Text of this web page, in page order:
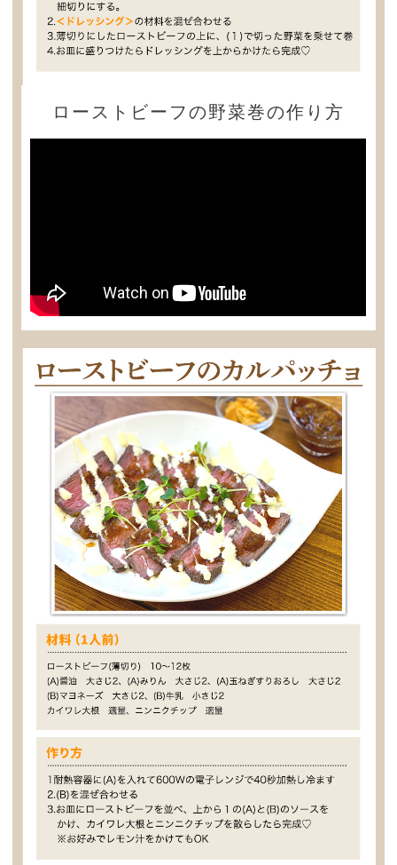
ローストビーフの野菜巻の作り方